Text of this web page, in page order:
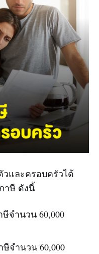
และครอบครัวได้
าษี ดังนี้
จำนวน 60,000
จำนวน 60,000